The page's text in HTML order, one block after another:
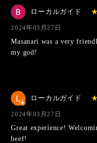
ローカルガイド
2024年03月27日
Masanari was a very
my god!
ローカルガイド
2024年03月27日
Great experience!
beef!